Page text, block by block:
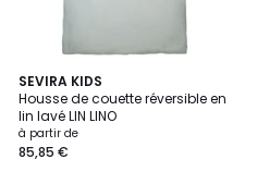
SEVIRA KIDS
Housse de couette réversible en
lin lavé LIN LINO
à partir de
85,85 €
2
Couleurs